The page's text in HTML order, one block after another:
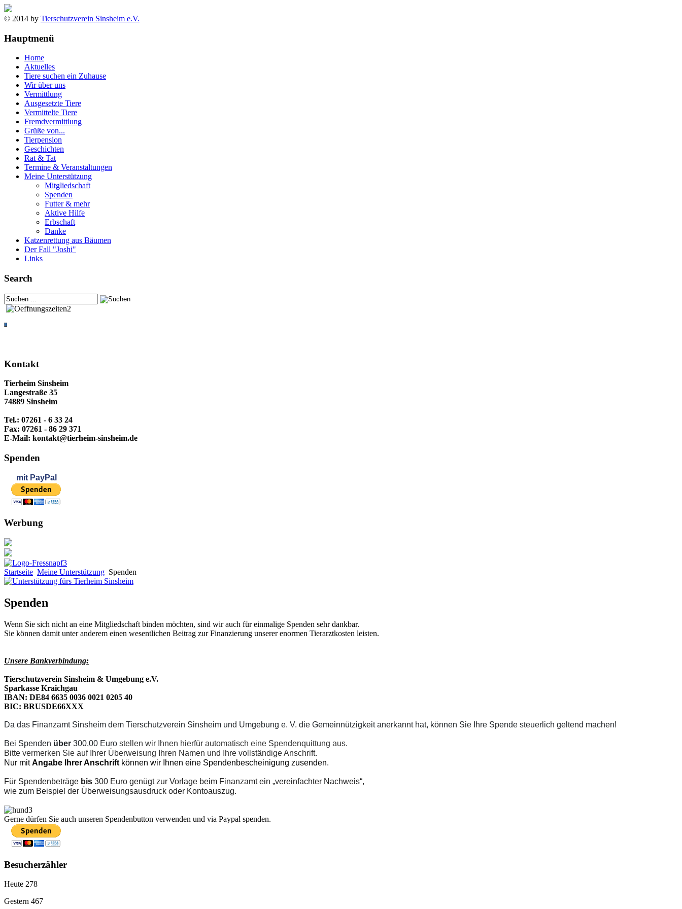
© 2014 by Tierschutzverein Sinsheim e.V.
Hauptmenü
Home
Aktuelles
Tiere suchen ein Zuhause
Wir über uns
Vermittlung
Ausgesetzte Tiere
Vermittelte Tiere
Fremdvermittlung
Grüße von...
Tierpension
Geschichten
Rat & Tat
Termine & Veranstaltungen
Meine Unterstützung
Mitgliedschaft
Spenden
Futter & mehr
Aktive Hilfe
Erbschaft
Danke
Katzenrettung aus Bäumen
Der Fall "Joshi"
Links
Search
Kontakt
Tierheim Sinsheim
Langestraße 35
74889 Sinsheim
Tel.: 07261 - 6 33 24
Fax: 07261 - 86 29 371
E-Mail: kontakt@tierheim-sinsheim.de
Spenden
mit PayPal
Werbung
Startseite Meine Unterstützung Spenden
Spenden
Wenn Sie sich nicht an eine Mitgliedschaft binden möchten, sind wir auch für einmalige Spenden sehr dankbar.
Sie können damit unter anderem einen wesentlichen Beitrag zur Finanzierung unserer enormen Tierarztkosten leisten.
Unsere Bankverbindung:
Tierschutzverein Sinsheim & Umgebung e.V.
Sparkasse Kraichgau
IBAN: DE84 6635 0036 0021 0205 40
BIC: BRUSDE66XXX
Da das Finanzamt Sinsheim dem Tierschutzverein Sinsheim und Umgebung e. V. die Gemeinnützigkeit anerkannt hat, können Sie Ihre Spende steuerlich geltend machen!
Bei Spenden über 300,00 Euro stellen wir Ihnen hierfür automatisch eine Spendenquittung aus.
Bitte vermerken Sie auf Ihrer Überweisung Ihren Namen und Ihre vollständige Anschrift.
Nur mitAngabe Ihrer Anschrift können wir Ihnen eine Spendenbescheinigung zusenden.
Für Spendenbeträge bis 300 Euro genügt zur Vorlage beim Finanzamt ein „vereinfachter Nachweis“,
wie zum Beispiel der Überweisungsausdruck oder Kontoauszug.
Gerne dürfen Sie auch unseren Spendenbutton verwenden und via Paypal spenden.
Besucherzähler
Heute 278
Gestern 467